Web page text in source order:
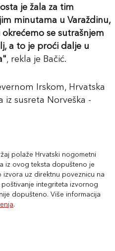
je žala za tim
minutama u Varaždinu,
se sutrašnjem
a to je proći dalje u
, rekla je Bačić.
Irskom, Hrvatska
susreta Norveška -
polaže Hrvatski nogometni
iz ovog teksta dopušteno je
izvora uz direktnu poveznicu na
integriteta izvornog
dopušteno. Više informacija
.